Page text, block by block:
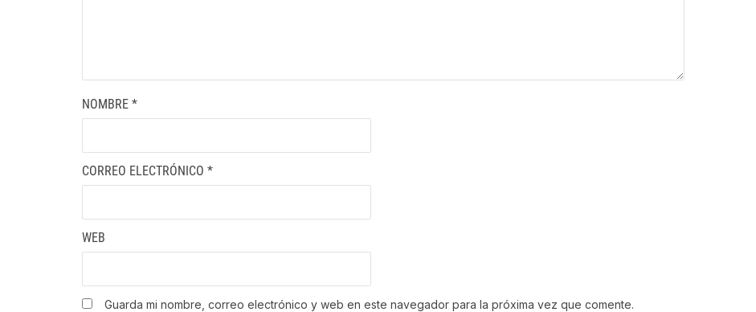
NOMBRE *
CORREO ELECTRÓNICO *
WEB
Guarda mi nombre, correo electrónico y web en este navegador para la próxima vez que comente.